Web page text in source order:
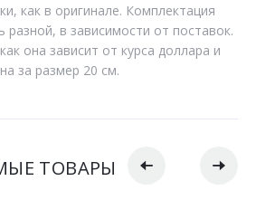
как в оригинале. Комплектация
в зависимости от поставок.
она зависит от курса доллара и
за размер 20 см.
ТОВАРЫ